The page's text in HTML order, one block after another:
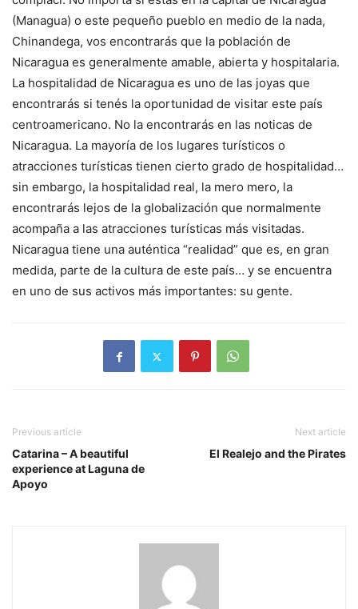
(Managua) o este pequeño pueblo en medio de la nada,
Chinandega, vos encontrarás que la población de
Nicaragua es generalmente amable, abierta y hospitalaria.
La hospitalidad de Nicaragua es uno de las joyas que
encontrarás si tenés la oportunidad de visitar este país
centroamericano. No la encontrarás en las noticas de
Nicaragua. La mayoría de los lugares turísticos o
atracciones turísticas tienen cierto grado de hospitalidad…
sin embargo, la hospitalidad real, la mero mero, la
encontrarás lejos de la globalización que normalmente
acompaña a las atracciones turísticas más visitadas.
Nicaragua tiene una auténtica “realidad” que es, en gran
medida, parte de la cultura de este país… y se encuentra
en uno de sus activos más importantes: su gente.
Previous article
Catarina – A beautiful
experience at Laguna de
Apoyo
Next article
El Realejo and the Pirates